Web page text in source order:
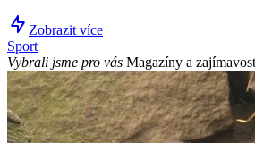
Zobrazit více
Sport
Vybrali jsme pro vás Magazíny a